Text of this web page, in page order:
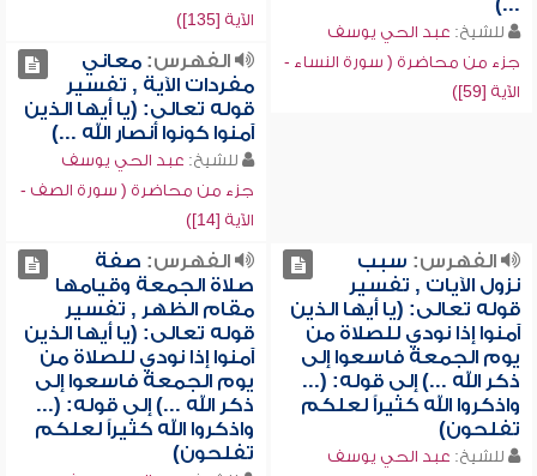
...)
للشيخ: عبد الحي يوسف
جزء من محاضرة ( سورة النساء -
الآية [59])
الآية [135])
الفهرس:معاني
مفردات الآية , تفسير
قوله تعالى: (يا أيها الذين
آمنوا كونوا أنصار الله ...)
للشيخ: عبد الحي يوسف
جزء من محاضرة ( سورة الصف -
الآية [14])
الفهرس: سبب
نزول الآيات , تفسير
قوله تعالى: (يا أيها الذين
آمنوا إذا نودي للصلاة من
يوم الجمعة فاسعوا إلى
ذكر الله ...) إلى قوله: (...
واذكروا الله كثيراً لعلكم
تفلحون)
للشيخ: عبد الحي يوسف
الفهرس: صفة
صلاة الجمعة وقيامها
مقام الظهر , تفسير
قوله تعالى: (يا أيها الذين
آمنوا إذا نودي للصلاة من
يوم الجمعة فاسعوا إلى
ذكر الله ...) إلى قوله: (...
واذكروا الله كثيراً لعلكم
تفلحون)